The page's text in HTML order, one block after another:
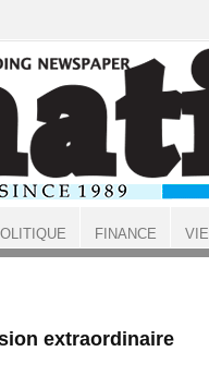
extraordinaire
FINANCE VIE